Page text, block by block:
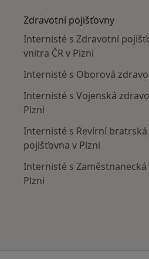
Zdravotní pojišťovny
Internisté s Zdravotní
vnitra ČR v Plzni
Internisté s Oborová
Internisté s Vojenská
Plzni
Internisté s Revírní
pojišťovna v Plzni
Internisté s
Plzni